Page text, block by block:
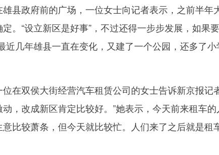
政府前的广场，一位女士向记者表示，之前半年
定。“设立新区是好事”，不过还得一步步发展，如果
近几年雄县一直在变化，又建了一个公园，还多了
双侯大街经营汽车租赁公司的女士告诉新京报记
动，改成新区肯定比较好。”她表示，今天前来租车
意比较萧条，但今天就比较忙。人们来了之后就是租